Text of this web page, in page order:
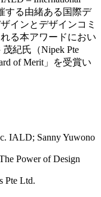
する由緒ある国際デ
インとデザインコミ
る本アワードにおい
紀氏（Nipek Pte
of Merit」を受賞い
IALD; Sanny Yuwono
Power of Design
Pte Ltd.